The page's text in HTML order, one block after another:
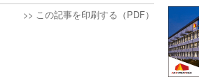
>> この記事を印刷する（PDF）